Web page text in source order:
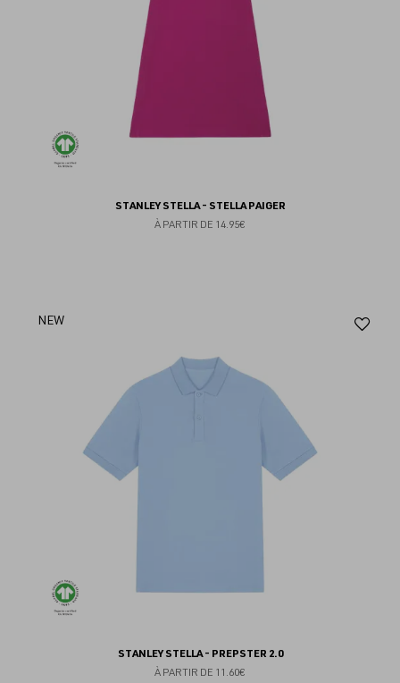
STANLEY STELLA - STELLA PAIGER
À PARTIR DE 14.95€
NEW
STANLEY STELLA - PREPSTER 2.0
À PARTIR DE 11.60€